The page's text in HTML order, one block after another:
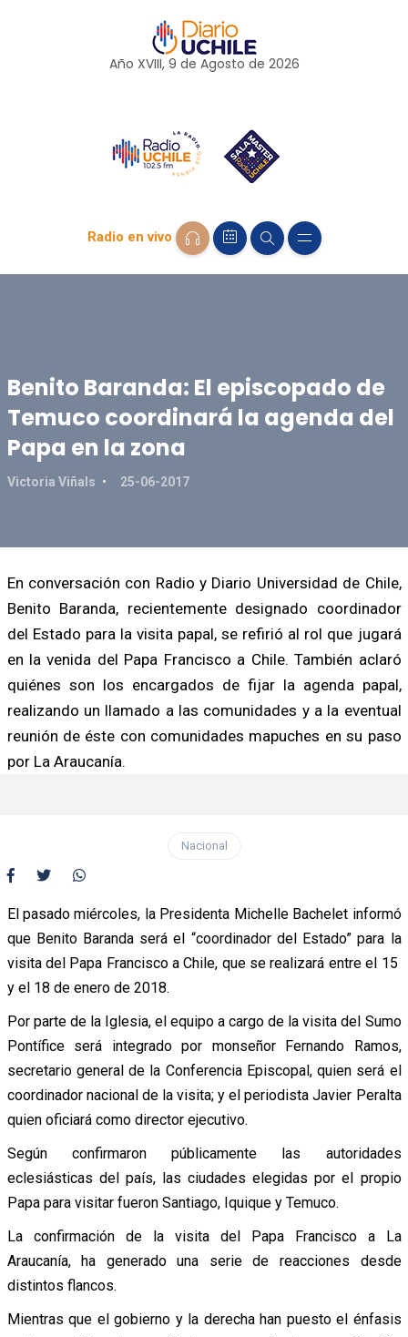
Año XVIII, 9 de Agosto de 2026
Radio en vivo
Benito Baranda: El episcopado de
Temuco coordinará la agenda del
Papa en la zona
Victoria Viñals 25-06-2017
En conversación con Radio y Diario Universidad de Chile,
Benito Baranda, recientemente designado coordinador
del Estado para la visita papal, se refirió al rol que jugará
en la venida del Papa Francisco a Chile. También aclaró
quiénes son los encargados de fijar la agenda papal,
realizando un llamado a las comunidades y a la eventual
reunión de éste con comunidades mapuches en su paso
por La Araucanía.
Nacional
El pasado miércoles, la Presidenta Michelle Bachelet informó
que Benito Baranda será el “coordinador del Estado” para la
visita del Papa Francisco a Chile, que se realizará entre el 15
y el 18 de enero de 2018.
Por parte de la Iglesia, el equipo a cargo de la visita del Sumo
Pontífice será integrado por monseñor Fernando Ramos,
secretario general de la Conferencia Episcopal, quien será el
coordinador nacional de la visita; y el periodista Javier Peralta
quien oficiará como director ejecutivo.
Según confirmaron públicamente las autoridades
eclesiásticas del país, las ciudades elegidas por el propio
Papa para visitar fueron Santiago, Iquique y Temuco.
La confirmación de la visita del Papa Francisco a La
Araucanía, ha generado una serie de reacciones desde
distintos flancos.
Mientras que el gobierno y la derecha han puesto el énfasis